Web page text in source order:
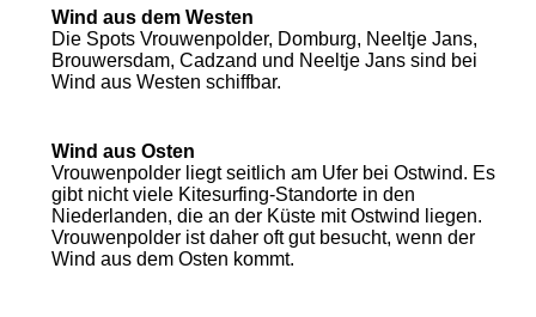
Wind aus dem Westen
Die Spots Vrouwenpolder, Domburg, Neeltje Jans,
Brouwersdam, Cadzand und Neeltje Jans sind bei
Wind aus Westen schiffbar.
Wind aus Osten
Vrouwenpolder liegt seitlich am Ufer bei Ostwind. Es
gibt nicht viele Kitesurfing-Standorte in den
Niederlanden, die an der Küste mit Ostwind liegen.
Vrouwenpolder ist daher oft gut besucht, wenn der
Wind aus dem Osten kommt.